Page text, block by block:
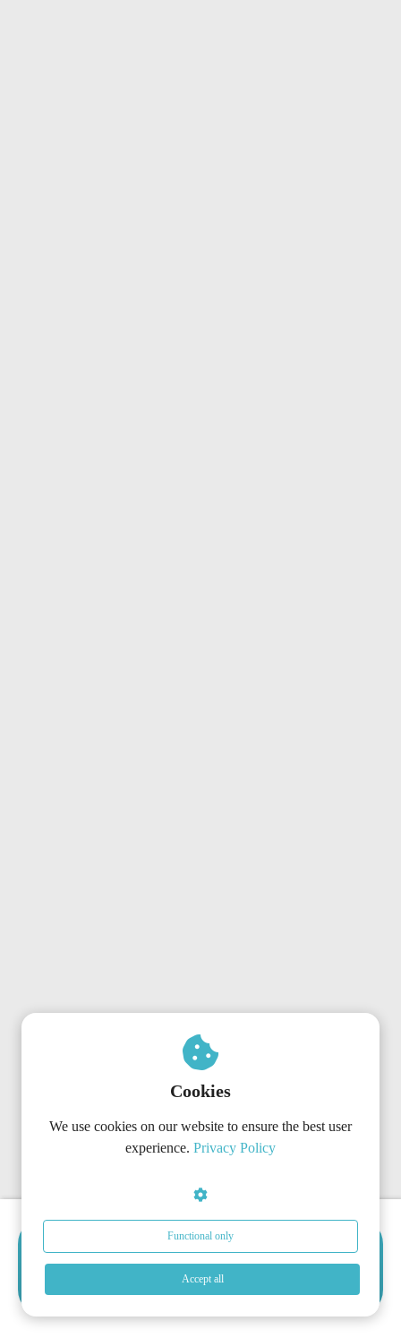
Kies Direct het Juiste
Abonnement
Start direct met het abonnement wat past bij jullie organisatie
Cookies
We use cookies on our website to ensure the best user
experience. Privacy Policy
Functional only
Accept all